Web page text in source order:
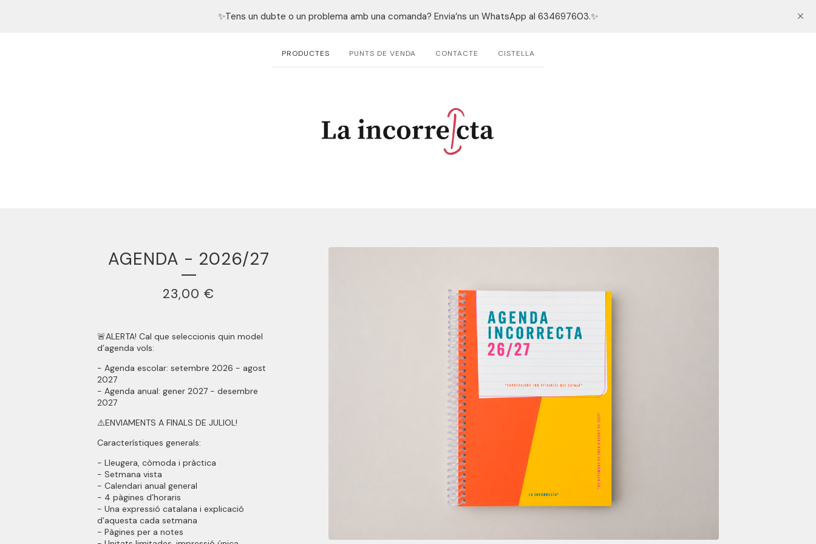
✨Tens un dubte o un problema amb una comanda? Envia’ns un WhatsApp al 634697603.✨
PRODUCTES PUNTS DE VENDA CONTACTE CISTELLA
AGENDA - 2026/27
23,00€
🚨ALERTA! Cal que seleccionis quin model
d’agenda vols:
- Agenda escolar: setembre 2026 - agost
2027
- Agenda anual: gener 2027 - desembre
2027
⚠️ENVIAMENTS A FINALS DE JULIOL!
Característiques generals:
- Lleugera, còmoda i pràctica
- Setmana vista
- Calendari anual general
- 4 pàgines d’horaris
- Una expressió catalana i explicació
d’aquesta cada setmana
- Pàgines per a notes